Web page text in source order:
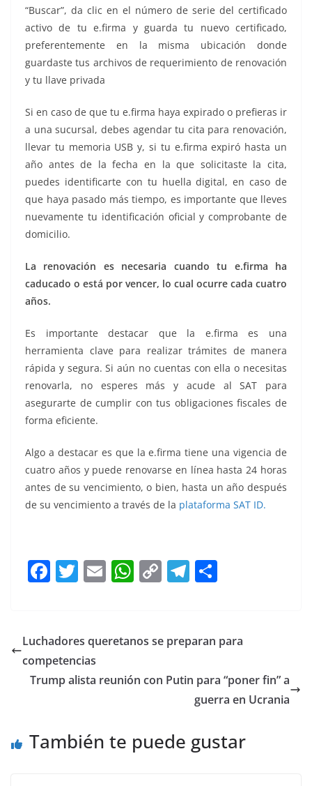
“Buscar”, da clic en el número de serie del certificado
activo de tu e.firma y guarda tu nuevo certificado,
preferentemente en la misma ubicación donde
guardaste tus archivos de requerimiento de renovación
y tu llave privada
Si en caso de que tu e.firma haya expirado o prefieras ir
a una sucursal, debes agendar tu cita para renovación,
llevar tu memoria USB y, si tu e.firma expiró hasta un
año antes de la fecha en la que solicitaste la cita,
puedes identificarte con tu huella digital, en caso de
que haya pasado más tiempo, es importante que lleves
nuevamente tu identificación oficial y comprobante de
domicilio.
La renovación es necesaria cuando tu e.firma ha
caducado o está por vencer, lo cual ocurre cada cuatro
años.
Es importante destacar que la e.firma es una
herramienta clave para realizar trámites de manera
rápida y segura. Si aún no cuentas con ella o necesitas
renovarla, no esperes más y acude al SAT para
asegurarte de cumplir con tus obligaciones fiscales de
forma eficiente.
Algo a destacar es que la e.firma tiene una vigencia de
cuatro años y puede renovarse en línea hasta 24 horas
antes de su vencimiento, o bien, hasta un año después
de su vencimiento a través de la plataforma SAT ID.
F
e
b
o
T
er
E
l
W
s
p
C
y
n
T
gr
m
e
Luchadores queretanos se preparan para
competencias
Trump alista reunión con Putin para “poner fin” a
guerra en Ucrania
También te puede gustar